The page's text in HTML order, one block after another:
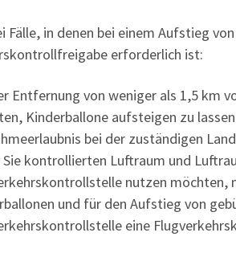
Fälle, in denen bei einem Aufstieg
erforderlich ist:
Entfernung von weniger als 1,5 km
Kinderballone aufsteigen zu
bei der zuständigen
Sie kontrollierten Luftraum und
nutzen möchten,
und für den Aufstieg von
eine